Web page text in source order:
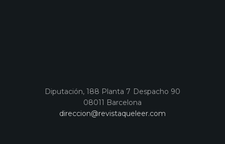
Diputación, 188 Planta 7 Despacho 90
08011 Barcelona
direccion@revistaqueleer.com